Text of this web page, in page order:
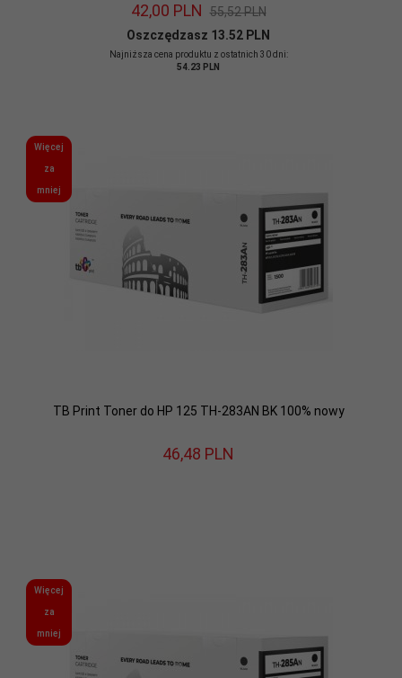
42,00 PLN 55,52 PLN
Oszczędzasz 13.52 PLN
Najniższa cena produktu z ostatnich 30 dni:
54.23 PLN
Więcej
za
mniej
TB Print Toner do HP 125 TH-283AN BK 100% nowy
46,48 PLN
Więcej
za
mniej